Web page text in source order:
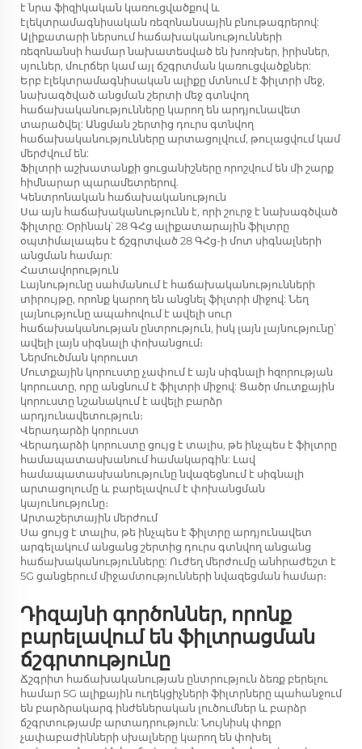
է նրա ֆիզիկական կառուցվածքով և
էլեկտրամագնիսական ռեզոնանսային բնութագրերով:
Ալիքատարի ներսում հաճախականությունների
ռեզոնանսի համար նախատեսված են խոռխեր, իրիսներ,
սյուներ, մուրճեր կամ այլ ճշգրտման կառուցվածքներ:
Երբ էլեկտրամագնիսական ալիքը մտնում է ֆիլտրի մեջ,
նախագծված անցման շերտի մեջ գտնվող
հաճախականությունները կարող են արդյունավետ
տարածվել: Անցման շերտից դուրս գտնվող
հաճախականությունները արտացոլվում, թուլացվում կամ
մերժվում են:
Ֆիլտրի աշխատանքի ցուցանիշները որոշվում են մի շարք
հիմնարար պարամետրերով.
Կենտրոնական հաճախականություն
Սա այն հաճախականությունն է, որի շուրջ է նախագծված
ֆիլտրը: Օրինակ՝ 28 ԳՀց ալիքատարային ֆիլտրը
օպտիմալապես է ճշգրտված 28 ԳՀց-ի մոտ սիգնալների
անցման համար:
Հատավորություն
Լայնությունը սահմանում է հաճախականությունների
տիրույթը, որոնք կարող են անցնել ֆիլտրի միջով: Նեղ
լայնությունը ապահովում է ավելի սուր
հաճախականության ընտրություն, իսկ լայն լայնությունը՝
ավելի լայն սիգնալի փոխանցում։
Ներմուծման կորուստ
Մուտքային կորուստը չափում է այն սիգնալի հզորության
կորուստը, որը անցնում է ֆիլտրի միջով: Ցածր մուտքային
կորուստը նշանակում է ավելի բարձր
արդյունավետություն։
Վերադարձի կորուստ
Վերադարձի կորուստը ցույց է տալիս, թե ինչպես է ֆիլտրը
համապատասխանում համակարգին: Լավ
համապատասխանությունը նվազեցնում է սիգնալի
արտացոլումը և բարելավում է փոխանցման
կայունությունը։
Արտաշերտային մերժում
Սա ցույց է տալիս, թե ինչպես է ֆիլտրը արդյունավետ
արգելակում անցանց շերտից դուրս գտնվող անցանց
հաճախականությունները: Ուժեղ մերժումը անհրաժեշտ է
5G ցանցերում միջամտությունների նվազեցման համար։
Դիզայնի գործոններ, որոնք
բարելավում են ֆիլտրացման
ճշգրտությունը
Ճշգրիտ հաճախականության ընտրություն ձեռք բերելու
համար 5G ալիքային ուղեկցիչների ֆիլտրները պահանջում
են բարձրակարգ ինժեներական լուծումներ և բարձր
ճշգրտությամբ արտադրություն: Նույնիսկ փոքր
չափաբաժինների սխալները կարող են փոխել